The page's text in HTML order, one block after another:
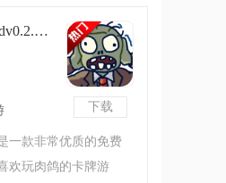
遇与多元玩法，轻松
下载
PVZ卡牌肉鸽手机版PVZCardv0.2.3 最新版
一款非常优质的免费
欢玩肉鸽的卡牌游